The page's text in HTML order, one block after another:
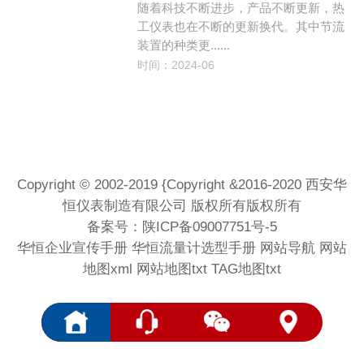
随着科技不断进步，产品不断更新，热
工仪表也在不断的更新换代。其中节流
装置的种类更......
时间：2024-06
Copyright © 2002-2019 {Copyright &2016-2020 西安华
恒仪表制造有限公司 版权所有版权所有
备案号： 陕ICP备09007751号-5
华恒企业宣传手册 华恒流量计选型手册 网站导航 网站
地图xml 网站地图txt TAG地图txt
<